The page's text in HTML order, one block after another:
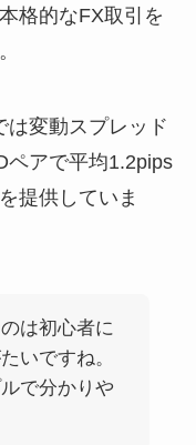
格的なFX取引を
は変動スプレッド
ペアで平均1.2pips
提供していま
は初心者に
いですね。
で分かりや